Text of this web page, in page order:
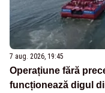
7 aug. 2026, 19:45
Operațiune fără
funcționează digul